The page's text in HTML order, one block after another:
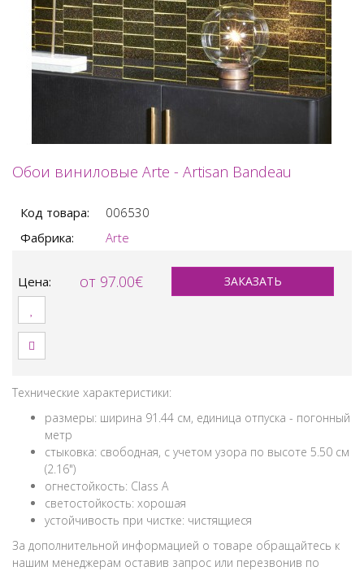
Обои виниловые Arte - Artisan Bandeau
Код товара:
006530
Фабрика:
Arte
Цена: от 97.00€ ЗАКАЗАТЬ
Технические характеристики:
размеры: ширина 91.44 см, единица отпуска - погонный
метр
стыковка: свободная, с учетом узора по высоте 5.50 см
(2.16")
огнестойкость: Class A
светостойкость: хорошая
устойчивость при чистке: чистящиеся
За дополнительной информацией о товаре обращайтесь к
нашим менеджерам оставив запрос или перезвонив по